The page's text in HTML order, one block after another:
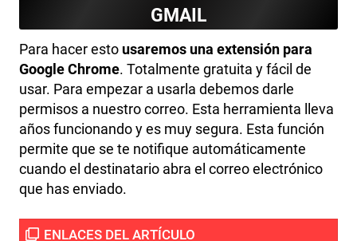
GMAIL
Para hacer esto usaremos una extensión para
Google Chrome. Totalmente gratuita y fácil de
usar. Para empezar a usarla debemos darle
permisos a nuestro correo. Esta herramienta lleva
años funcionando y es muy segura. Esta función
permite que se te notifique automáticamente
cuando el destinatario abra el correo electrónico
que has enviado.